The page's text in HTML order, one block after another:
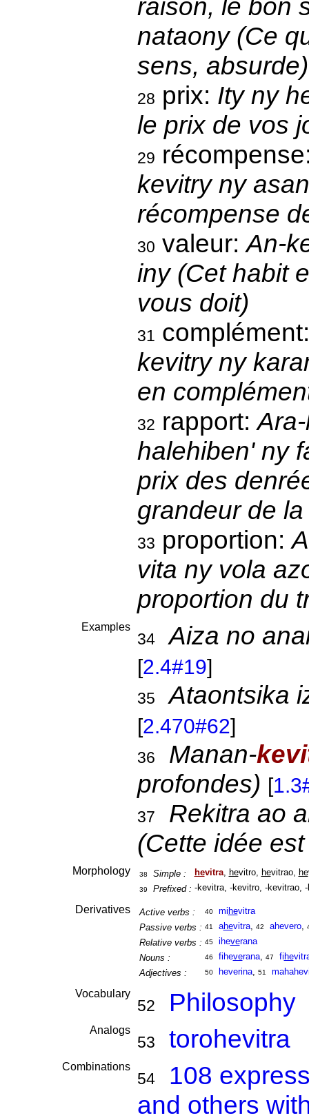
raison, le bon
nataony (Ce
sens, absurde)
28 prix: Ity ny
le prix de vos
29
kevitry ny
récompense
30 valeur:An-
iny (Cet habit
vous doit)
31
kevitry ny
en
32 rapport:
halehiben' ny
prix des
grandeur de
33 proportion:
vita ny vola
proportion du
Examples
34 Aiza no
[2.4#19]
35 Ataontsika
[2.470#62]
36 Manan-
profondes) [
37
Rekitra ao
(Cette idée
Morphology 38 Simple : hevitra, hevitro, hevitrao, he
39 Prefixed : -kevitra, -kevitro, -kevitrao,
Derivatives Active verbs : 40 mi hevitra
Passive verbs : 41 ahevitra, 42 ahevero,
Relative verbs : 45 iheverana
Nouns :
46 fiheverana, 47 fi he
Adjectives :
50 heverina, 51
Vocabulary
52 Philosophy
Analogs
53 torohevitra
Combinations
54
108
and others